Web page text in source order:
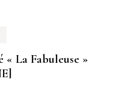
La Fabuleuse »